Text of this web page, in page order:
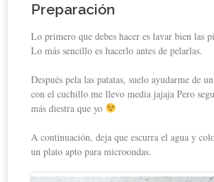
Preparación
Lo primero que debes hacer es lavar bien las
Lo más sencillo es hacerlo antes de pelarlas.
Después pela las patatas, suelo ayudarme de
con el cuchillo me llevo media jajaja Pero
más diestra que yo
A continuación, deja que escurra el agua y
un plato apto para microondas.